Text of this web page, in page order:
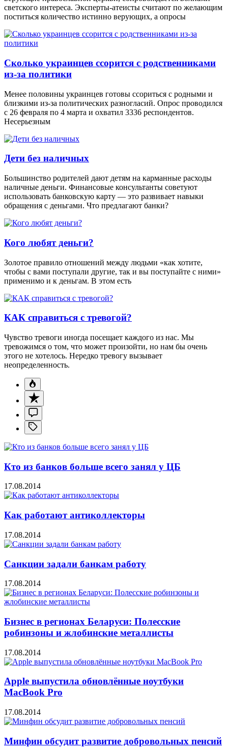
светского интереса. Эксперты-атеисты считают по желающим
поститься количество истинно верующих, а опросы
Сколько украинцев ссорится с родственниками
из-за политики
Менее половины украинцев готовы ссориться с родными и
близкими из-за политических разногласий. Опрос проводился
с 26 февраля по 4 марта и охватил 3336 респондентов.
Несерьезным
Дети без наличных
Большинство родителей дают детям на карманные расходы
наличные деньги. Финансовые консультанты советуют
использовать банковскую карту — это развивает навыки
обращения с деньгами. Что предлагают банки?
Кого любят деньги?
Золотое правило отношений между людьми «как хотите,
чтобы с вами поступали другие, так и вы поступайте с ними»
применимо и к деньгам. В этом есть
КАК справиться с тревогой?
Чувство тревоги иногда посещает каждого из нас. Мы
тревожимся о том, что может произойти, но нам бы очень
этого не хотелось. Нередко тревогу вызывает
неопределенность.
Кто из банков больше всего занял у ЦБ
17.08.2014
Как работают антиколлекторы
17.08.2014
Санкции задали банкам работу
17.08.2014
Бизнес в регионах Беларуси: Полесские
робинзоны и жлобинские металлисты
17.08.2014
Apple выпустила обновлённые ноутбуки
MacBook Pro
17.08.2014
Минфин обсудит развитие добровольных пенсий